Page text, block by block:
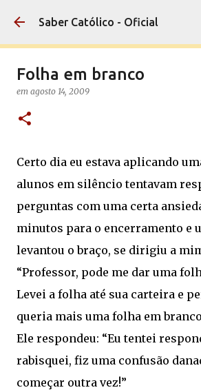
Pular para o conteúdo
Saber Católico - Oficial
Folha em branco
em agosto 14, 2009
Certo dia eu estava aplicando
alunos em silêncio tentavam
perguntas com uma certa
minutos para o encerramento e
levantou o braço, se dirigiu a
“Professor, pode me dar uma
Levei a folha até sua carteira e
queria mais uma folha em
Ele respondeu: “Eu tentei
rabisquei, fiz uma confusão
começar outra vez!”